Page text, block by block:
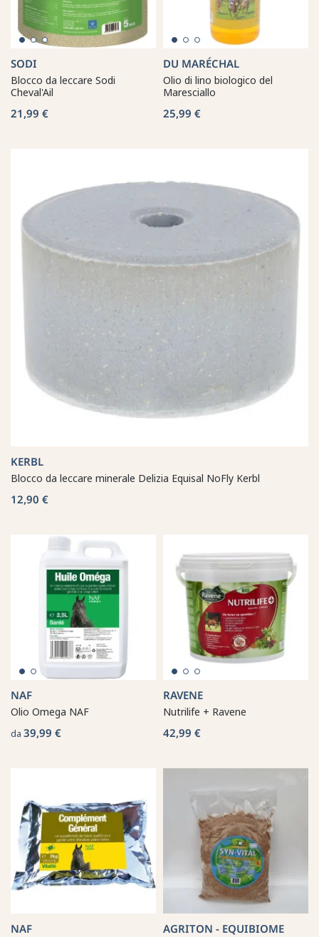
SODI
Blocco da leccare Sodi
Cheval'Ail
21,99 €
DU MARÉCHAL
Olio di lino biologico del
Maresciallo
25,99 €
KERBL
Blocco da leccare minerale Delizia Equisal NoFly Kerbl
12,90 €
NAF
Olio Omega NAF
da 39,99 €
RAVENE
Nutrilife + Ravene
42,99 €
NAF AGRITON - EQUIBIOME